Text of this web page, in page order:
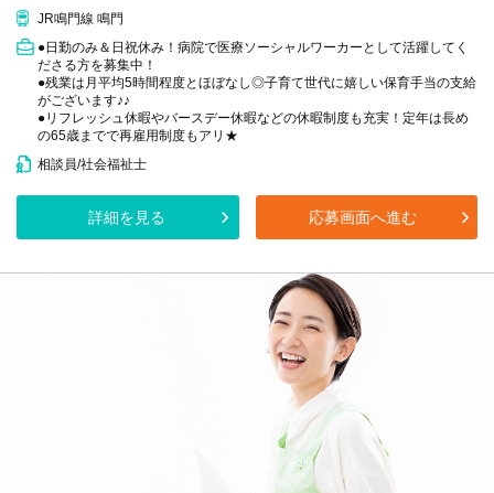
JR鳴門線 鳴門
●日勤のみ＆日祝休み！病院で医療ソーシャルワーカーとして活躍してく
ださる方を募集中！
●残業は月平均5時間程度とほぼなし◎子育て世代に嬉しい保育手当の支給
がございます♪♪
●リフレッシュ休暇やバースデー休暇などの休暇制度も充実！定年は長め
の65歳までで再雇用制度もアリ★
相談員/社会福祉士
詳細を見る 応募画面へ進む